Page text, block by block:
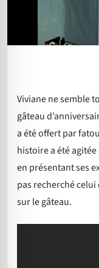
Viviane ne semble
gâteau
a été offert par
histoire a été
en présentant ses
pas recherché celui
sur le gâteau.